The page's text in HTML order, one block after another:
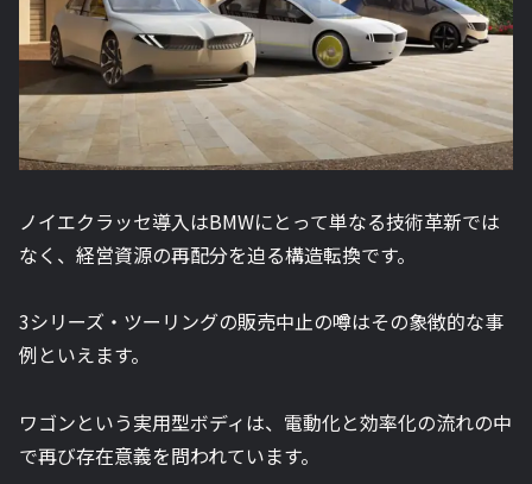
ノイエクラッセ導入はBMWにとって単なる技術革新では
なく、経営資源の再配分を迫る構造転換です。
3シリーズ・ツーリングの販売中止の噂はその象徴的な事
例といえます。
ワゴンという実用型ボディは、電動化と効率化の流れの中
で再び存在意義を問われています。